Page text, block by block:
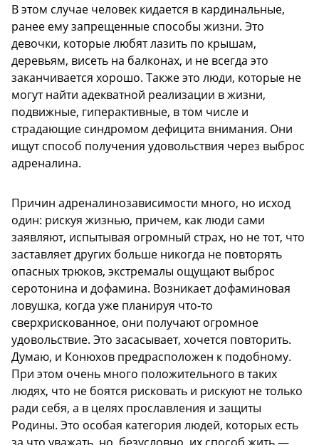
В этом случае человек кидается в кардинальные,
ранее ему запрещенные способы жизни. Это
девочки, которые любят лазить по крышам,
деревьям, висеть на балконах, и не всегда это
заканчивается хорошо. Также это люди, которые не
могут найти адекватной реализации в жизни,
подвижные, гиперактивные, в том числе и
страдающие синдромом дефицита внимания. Они
ищут способ получения удовольствия через выброс
адреналина.
Причин адреналинозависимости много, но исход
один: рискуя жизнью, причем, как люди сами
заявляют, испытывая огромный страх, но не тот, что
заставляет других больше никогда не повторять
опасных трюков, экстремалы ощущают выброс
серотонина и дофамина. Возникает дофаминовая
ловушка, когда уже планируя что-то
сверхрискованное, они получают огромное
удовольствие. Это засасывает, хочется повторить.
Думаю, и Конюхов предрасположен к подобному.
При этом очень много положительного в таких
людях, что не боятся рисковать и рискуют не только
ради себя, а в целях прославления и защиты
Родины. Это особая категория людей, которых есть
за что уважать, но, безусловно, их способ жить —